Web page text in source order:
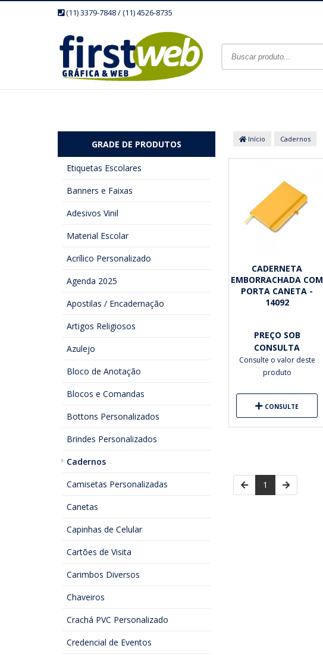
(11) 3379-7848 / (11) 4526-8735
GRADE DE PRODUTOS
Etiquetas Escolares
Banners e Faixas
Adesivos Vinil
Material Escolar
Acrílico Personalizado
Agenda 2025
Apostilas / Encadernação
Artigos Religiosos
Azulejo
Bloco de Anotação
Blocos e Comandas
Bottons Personalizados
Brindes Personalizados
Cadernos
Camisetas Personalizadas
Canetas
Capinhas de Celular
Cartões de Visita
Carimbos Diversos
Chaveiros
Crachá PVC Personalizado
Credencial de Eventos
Início Cadernos
CADERNETA
EMBORRACHADA COM
PORTA CANETA -
14092
PREÇO SOB
CONSULTA
Consulte o valor deste
produto
CONSULTE
1